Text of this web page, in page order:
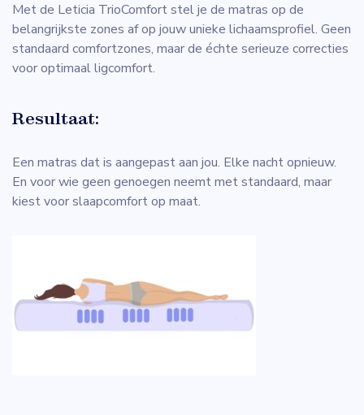
Met de Leticia TrioComfort stel je de matras op de
belangrijkste zones af op jouw unieke lichaamsprofiel. Geen
standaard comfortzones, maar de échte serieuze correcties
voor optimaal ligcomfort.
Resultaat:
Een matras dat is aangepast aan jou. Elke nacht opnieuw.
En voor wie geen genoegen neemt met standaard, maar
kiest voor slaapcomfort op maat.